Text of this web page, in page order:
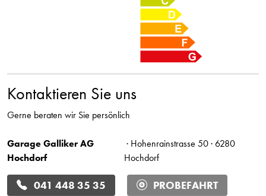
Kontaktieren Sie uns
Gerne beraten wir Sie persönlich
Garage Galliker AG
Hochdorf
· Hohenrainstrasse 50 · 6280
Hochdorf
041 448 35 35 PROBEFAHRT